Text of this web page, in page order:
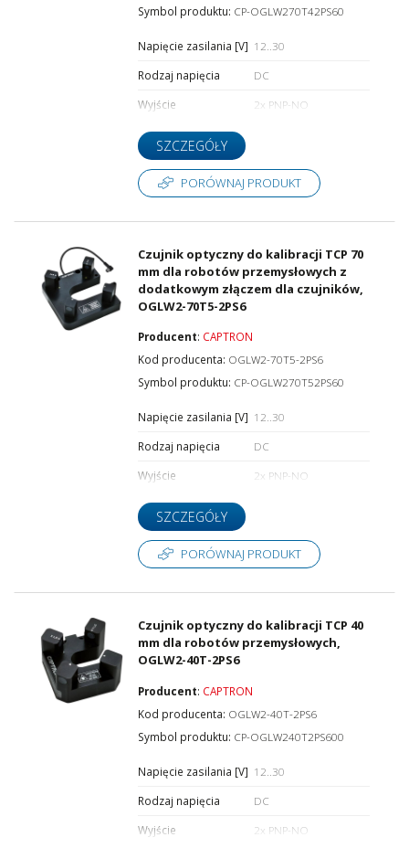
Symbol produktu: CP-OGLW270T42PS60
Napięcie zasilania [V] 12..30
Rodzaj napięcia
DC
Wyjście
2x PNP-NO
SZCZEGÓŁY
PORÓWNAJ PRODUKT
Czujnik optyczny do kalibracji TCP 70
mm dla robotów przemysłowych z
dodatkowym złączem dla czujników,
OGLW2-70T5-2PS6
Producent: CAPTRON
Kod producenta: OGLW2-70T5-2PS6
Symbol produktu: CP-OGLW270T52PS60
Napięcie zasilania [V] 12..30
Rodzaj napięcia
DC
Wyjście
2x PNP-NO
SZCZEGÓŁY
PORÓWNAJ PRODUKT
Czujnik optyczny do kalibracji TCP 40
mm dla robotów przemysłowych,
OGLW2-40T-2PS6
Producent: CAPTRON
Kod producenta: OGLW2-40T-2PS6
Symbol produktu: CP-OGLW240T2PS600
Napięcie zasilania [V] 12..30
Rodzaj napięcia
DC
Wyjście
2x PNP-NO